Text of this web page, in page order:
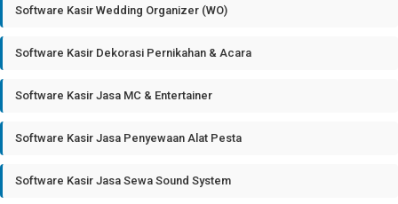
Software Kasir Wedding Organizer (WO)
Software Kasir Dekorasi Pernikahan & Acara
Software Kasir Jasa MC & Entertainer
Software Kasir Jasa Penyewaan Alat Pesta
Software Kasir Jasa Sewa Sound System